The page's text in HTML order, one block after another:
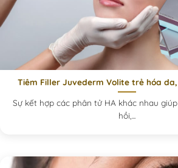
Tiêm Filler Juvederm Volite trẻ hóa
Sự kết hợp các phân tử HA khác nhau
hồi,...